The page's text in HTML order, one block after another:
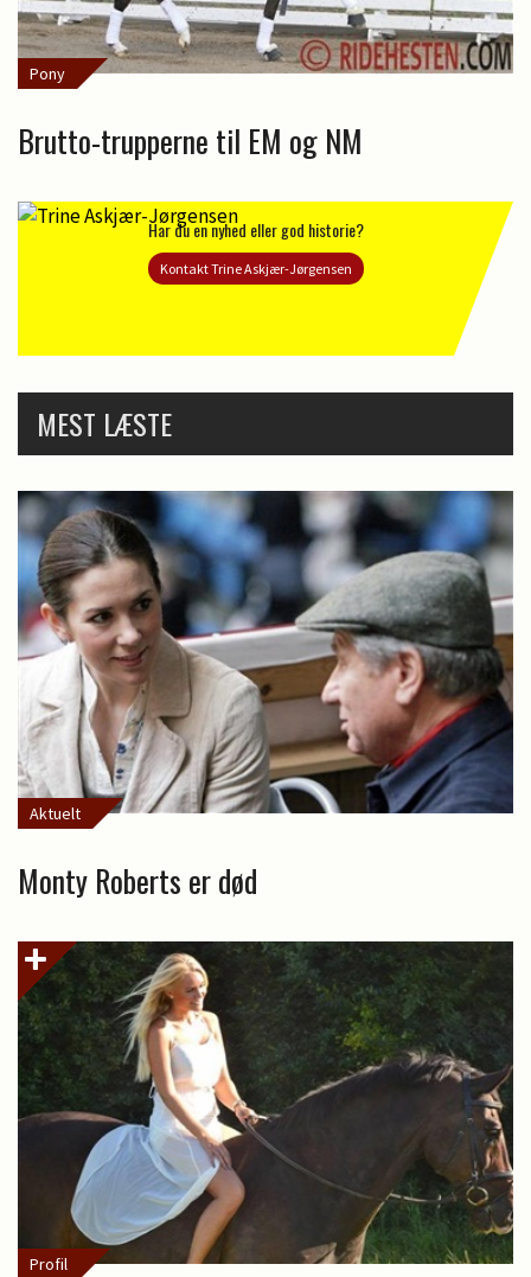
Pony
Brutto-trupperne til EM og NM
Har du en nyhed eller god historie?
Kontakt Trine Askjær-Jørgensen
MEST LÆSTE
Aktuelt
Monty Roberts er død
Profil